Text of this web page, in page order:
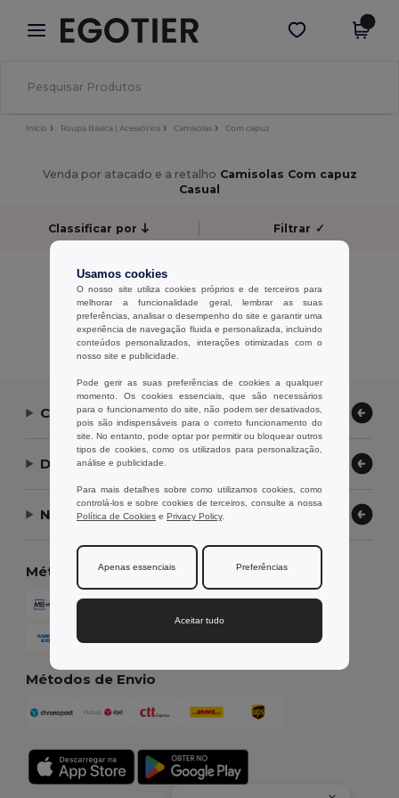
× App Egotier
Melhores preços na app!
Obter app
Início Roupa Básica | Acessórios Camisolas Com capuz
Venda por atacado e a retalho Camisolas Com capuz
Casual
Classificar por Filtrar ✓
Sem resultados.
Sem resultados.
Exibindo Todos Os Produtos.
Contate-nos
Deixe-nos ajudar
Nossa Empresa
Métodos de Pagamento
Métodos de Envio
Usamos cookies
O nosso site utiliza cookies próprios e de terceiros para
melhorar a funcionalidade geral, lembrar as suas
preferências, analisar o desempenho do site e garantir uma
experiência de navegação fluida e personalizada, incluindo
conteúdos personalizados, interações otimizadas com o
nosso site e publicidade.
Pode gerir as suas preferências de cookies a qualquer
momento. Os cookies essenciais, que são necessários
para o funcionamento do site, não podem ser desativados,
pois são indispensáveis para o correto funcionamento do
site. No entanto, pode optar por permitir ou bloquear outros
tipos de cookies, como os utilizados para personalização,
análise e publicidade.
Para mais detalhes sobre como utilizamos cookies, como
controlá-los e sobre cookies de terceiros, consulte a nossa
Política de Cookies e Privacy Policy.
Apenas essenciais Preferências
Aceitar tudo